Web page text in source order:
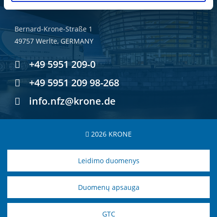
Bernard-Krone-Straße 1
49757 Werlte, GERMANY
+49 5951 209-0
+49 5951 209 98-268
info.nfz@krone.de
2026 KRONE
Leidimo duomenys
Duomenų apsauga
GTC